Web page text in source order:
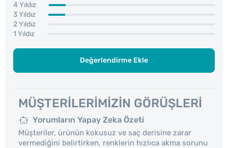
4 Yıldız
3 Yıldız
2 Yıldız
1 Yıldız
Değerlendirme Ekle
MÜŞTERILERIMIZIN GÖRÜŞLERI
Yorumların Yapay Zeka Özeti
Müşteriler, ürünün kokusuz ve saç derisine zarar
vermediğini belirtirken, renklerin hızlıca akma sorunu